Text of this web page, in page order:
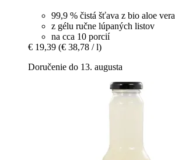
99,9 % čistá šťava z bio aloe vera
z gélu ručne lúpaných listov
na cca 10 porcií
€ 19,39 (€ 38,78 / l)
Doručenie do 13. augusta